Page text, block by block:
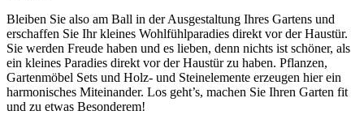
Bleiben Sie also am Ball in der Ausgestaltung Ihres Gartens und
erschaffen Sie Ihr kleines Wohlfühlparadies direkt vor der Haustür.
Sie werden Freude haben und es lieben, denn nichts ist schöner, als
ein kleines Paradies direkt vor der Haustür zu haben. Pflanzen,
Gartenmöbel Sets und Holz- und Steinelemente erzeugen hier ein
harmonisches Miteinander. Los geht’s, machen Sie Ihren Garten fit
und zu etwas Besonderem!